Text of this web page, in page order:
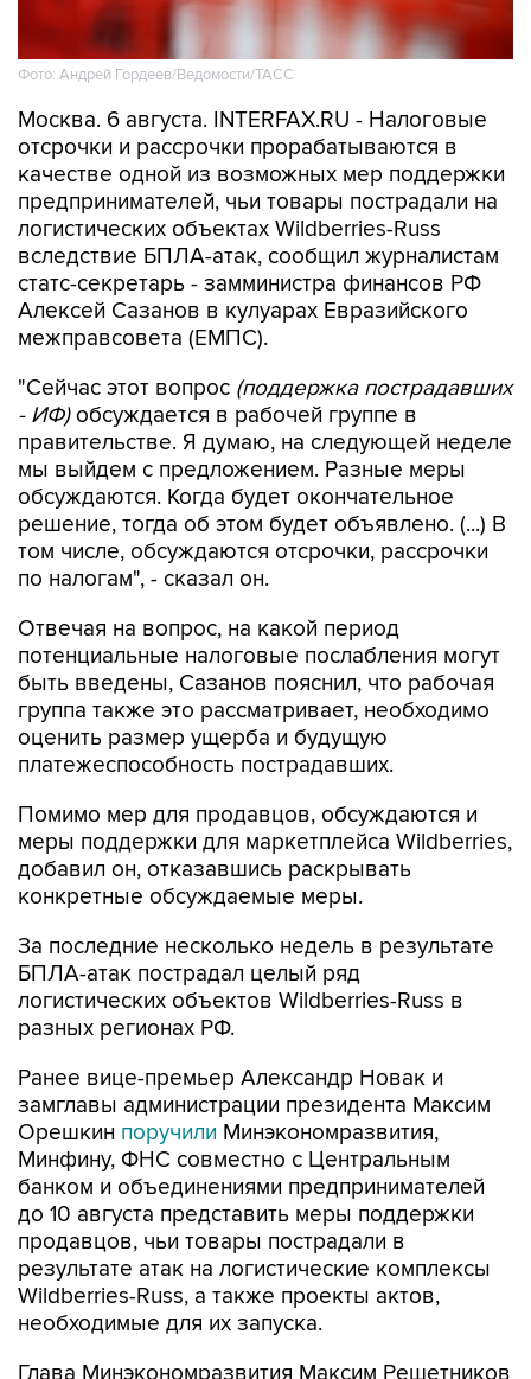
Фото: Андрей Гордеев/Ведомости/ТАСС
Москва. 6 августа. INTERFAX.RU - Налоговые
отсрочки и рассрочки прорабатываются в
качестве одной из возможных мер поддержки
предпринимателей, чьи товары пострадали на
логистических объектах Wildberries-Russ
вследствие БПЛА-атак, сообщил журналистам
статс-секретарь - замминистра финансов РФ
Алексей Сазанов в кулуарах Евразийского
межправсовета (ЕМПС).
"Сейчас этот вопрос (поддержка пострадавших
- ИФ)обсуждается в рабочей группе в
правительстве. Я думаю, на следующей неделе
мы выйдем с предложением. Разные меры
обсуждаются. Когда будет окончательное
решение, тогда об этом будет объявлено. (...) В
том числе, обсуждаются отсрочки, рассрочки
по налогам", - сказал он.
Отвечая на вопрос, на какой период
потенциальные налоговые послабления могут
быть введены, Сазанов пояснил, что рабочая
группа также это рассматривает, необходимо
оценить размер ущерба и будущую
платежеспособность пострадавших.
Помимо мер для продавцов, обсуждаются и
меры поддержки для маркетплейса Wildberries,
добавил он, отказавшись раскрывать
конкретные обсуждаемые меры.
За последние несколько недель в результате
БПЛА-атак пострадал целый ряд
логистических объектов Wildberries-Russ в
разных регионах РФ.
Ранее вице-премьер Александр Новак и
замглавы администрации президента Максим
Орешкин поручили Минэкономразвития,
Минфину, ФНС совместно с Центральным
банком и объединениями предпринимателей
до 10 августа представить меры поддержки
продавцов, чьи товары пострадали в
результате атак на логистические комплексы
Wildberries-Russ, а также проекты актов,
необходимые для их запуска.